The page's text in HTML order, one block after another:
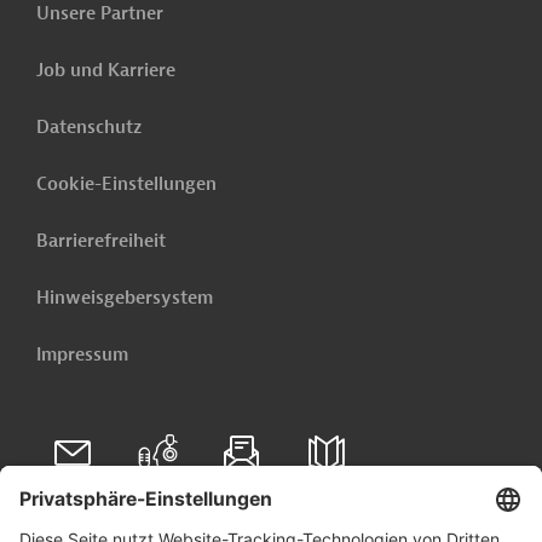
Algerien - Ausbau des Schienennetzes in Algerien,
Unsere Partner
Job und Karriere
Datenschutz
Cookie-Einstellungen
Barrierefreiheit
Hinweisgebersystem
Impressum